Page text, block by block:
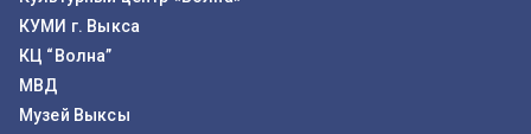
КУМИ г. Выкса
КЦ “Волна”
МВД
Музей Выксы